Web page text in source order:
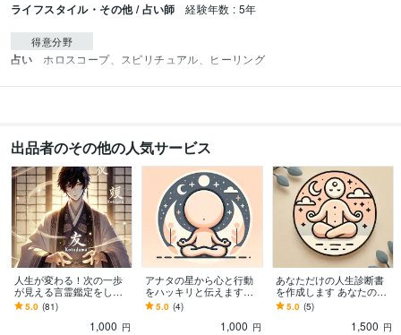
ライフスタイル・その他 / 占い師 経験年数 : 5年
得意分野
占い ホロスコープ、スピリチュアル、ヒーリング
出品者のその他の人気サービス
人生が変わる！次の一歩
が見える言霊鑑定をしま
す 言霊人生コンサル。読
み返すたびに道が見える
あなただけの処方箋
5.0 (81)
1,000 円
アナタの星から心と行動
をハッキリと伝えます
【未来の宿命を見抜いて
人生を好転させます】
5.0 (4)
1,000 円
あなただけの人生診断書
を作成します あなたの人
生を深掘りし診断書を作
成します。
5.0 (5)
1,500 円